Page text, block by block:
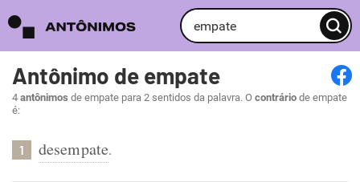
Antônimo de empate
4 antônimos de empate para 2 sentidos da palavra. O contrário de empate
é:
1 desempate.